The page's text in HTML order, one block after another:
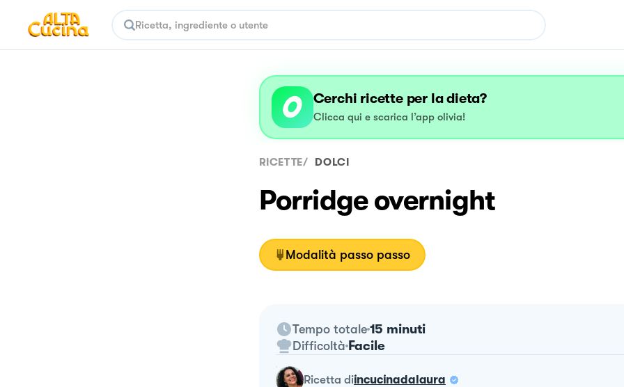
Cerchi ricette per la dieta?
Clicca qui e scarica l’app olivia!
RICETTE/ DOLCI
Porridge overnight
Modalità passo passo
Tempo totale 15 minuti
Difficoltà Facile
ricetta diincucinadalaura